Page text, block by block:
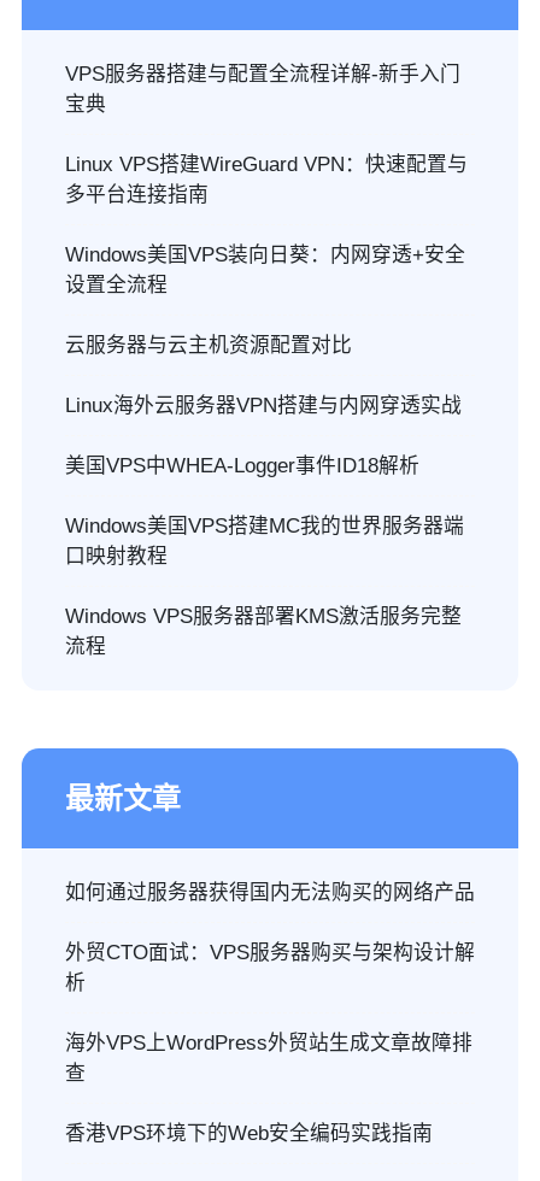
VPS服务器搭建与配置全流程详解-新手入门
宝典
Linux VPS搭建WireGuard VPN：快速配置与
多平台连接指南
Windows美国VPS装向日葵：内网穿透+安全
设置全流程
云服务器与云主机资源配置对比
Linux海外云服务器VPN搭建与内网穿透实战
美国VPS中WHEA-Logger事件ID18解析
Windows美国VPS搭建MC我的世界服务器端
口映射教程
Windows VPS服务器部署KMS激活服务完整
流程
最新文章
如何通过服务器获得国内无法购买的网络产品
外贸CTO面试：VPS服务器购买与架构设计解
析
海外VPS上WordPress外贸站生成文章故障排
查
香港VPS环境下的Web安全编码实践指南